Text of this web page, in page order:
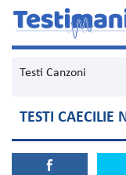
Testi Canzoni
TESTI CAECILIE